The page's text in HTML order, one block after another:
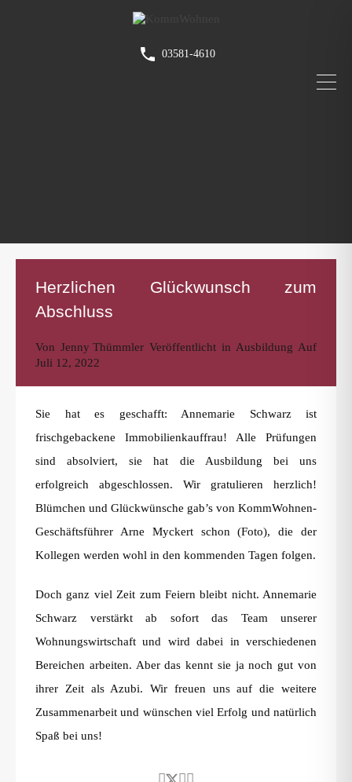
03581-4610
Herzlichen Glückwunsch zum
Abschluss
Von Jenny Thümmler Veröffentlicht in Ausbildung Auf
Juli 12, 2022
Sie hat es geschafft: Annemarie Schwarz ist
frischgebackene Immobilienkauffrau! Alle Prüfungen
sind absolviert, sie hat die Ausbildung bei uns
erfolgreich abgeschlossen. Wir gratulieren herzlich!
Blümchen und Glückwünsche gab’s von KommWohnen-
Geschäftsführer Arne Myckert schon (Foto), die der
Kollegen werden wohl in den kommenden Tagen folgen.
Doch ganz viel Zeit zum Feiern bleibt nicht. Annemarie
Schwarz verstärkt ab sofort das Team unserer
Wohnungswirtschaft und wird dabei in verschiedenen
Bereichen arbeiten. Aber das kennt sie ja noch gut von
ihrer Zeit als Azubi. Wir freuen uns auf die weitere
Zusammenarbeit und wünschen viel Erfolg und natürlich
Spaß bei uns!